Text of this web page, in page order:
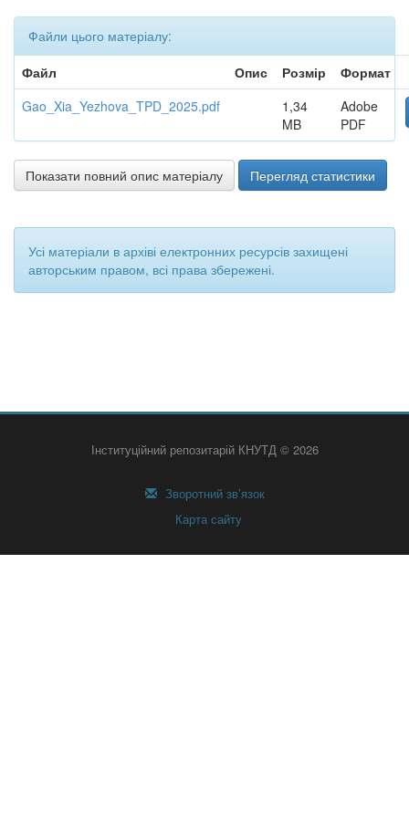
Файли цього матеріалу:
Файл
Опис Розмір
Формат
Gao_Xia_Yezhova_TPD_2025.pdf
1,34
MB
Adobe
PDF
Показати повний опис матеріалу Перегляд статистики
Усі матеріали в архіві електронних ресурсів захищені
авторським правом, всі права збережені.
Інституційний репозитарій КНУТД © 2026
Зворотний зв’язок
Карта сайту